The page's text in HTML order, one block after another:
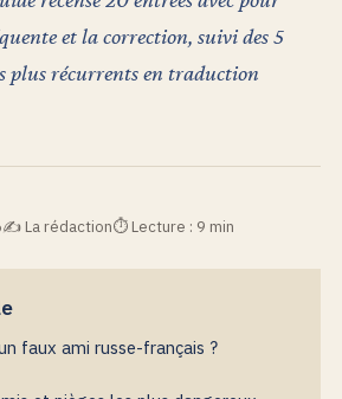
et la correction, suivi des 5
plus récurrents en traduction
La rédaction Lecture : 9 min
faux ami russe-français ?